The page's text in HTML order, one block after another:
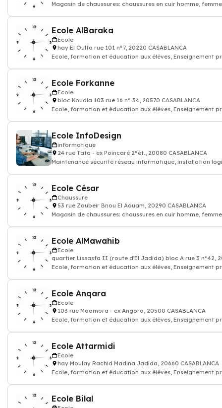
Magasin de chaussures: chaussures en cuir homme,
Ecole AlBaraka
Ecole
hay El Oulfa rue 101 n°7, 20220 CASABLANCA
Ecole, formation et éducation aux élèves, Enseignement
Ecole Forkanne
Ecole
bloc Koudia 103 rue 16 n° 34, 20570 CASABLANCA
Ecole, formation et éducation aux élèves, Enseignement
Ecole InfoDesign
informatique
24 rue Tata - ex Poincaré 2°ét., 20080 CASABLANCA
Maintenance sécurité réseau informatique, installation
Ecole César
Chaussure
53 rue Zoubeir Bnou El Aouam, 20290 CASABLANCA
Magasin de chaussures: chaussures en cuir homme,
Ecole AlMawahib
Ecole
quartier Lissasfa II (route d'El Jadida) bloc A rue 3 n°42,
Ecole, formation et éducation aux élèves, Enseignement
Ecole Anqara
Ecole
103 rue Maâmora - ex Angora, 20500 CASABLANCA
Ecole, formation et éducation aux élèves, Enseignement
Ecole Attarmidi
Ecole
hay Moulay Rachid Madina Jadida, 20660 CASABLANCA
Ecole, formation et éducation aux élèves, Enseignement
Ecole Bilal